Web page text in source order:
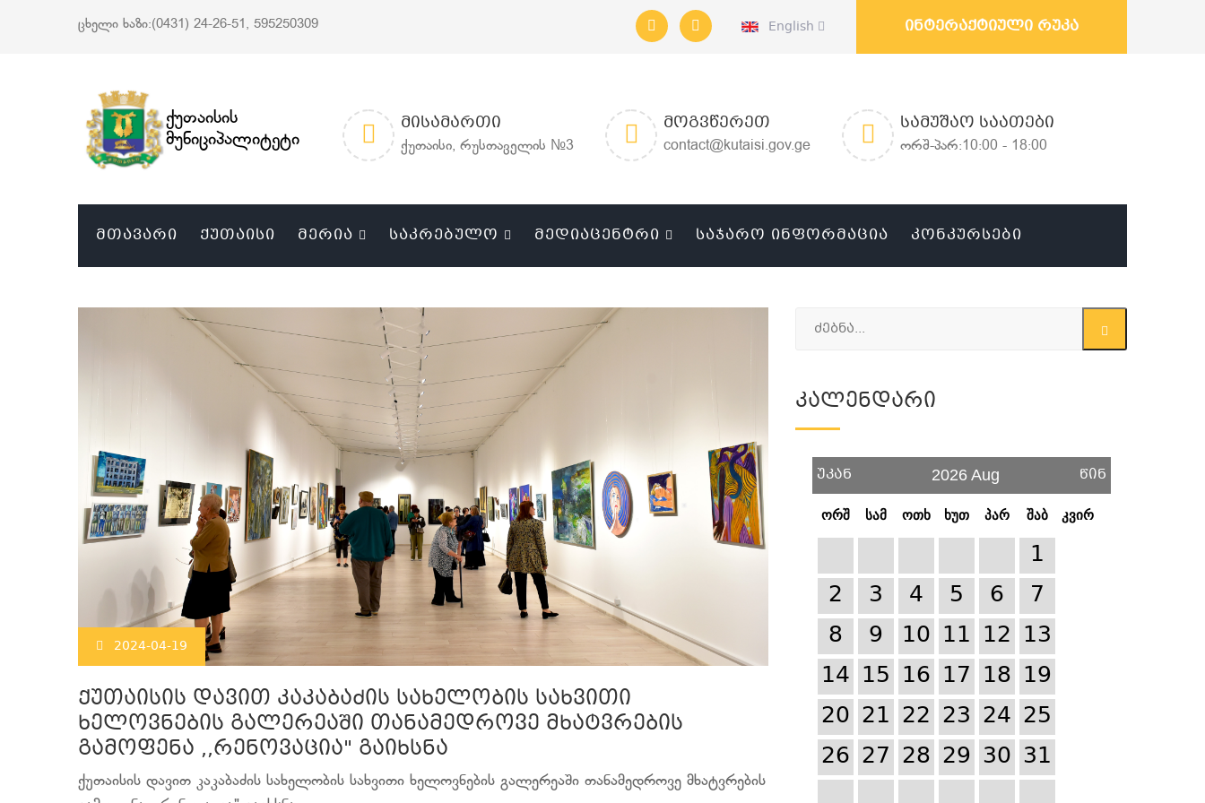
ცხელი ხაზი:(0431) 24-26-51, 595250309 English ინტერაქტიული რუკა
ქუთაისის
მუნიციპალიტეტი
ᲛᲘᲡᲐᲛᲐᲠᲗᲘ
ქუთაისი, რუსთაველის №3
ᲛᲝᲒᲕᲬᲔᲠᲔᲗ
contact@kutaisi.gov.ge
ᲡᲐᲛᲣᲨᲐᲝ ᲡᲐᲐᲗᲔᲑᲘ
ორშ-პარ:10:00 - 18:00
ᲛᲗᲐᲕᲐᲠᲘ ᲥᲣᲗᲐᲘᲡᲘ ᲛᲔᲠᲘᲐ ᲡᲐᲙᲠᲔᲑᲣᲚᲝ ᲛᲔᲓᲘᲐᲪᲔᲜᲢᲠᲘ ᲡᲐᲯᲐᲠᲝ ᲘᲜᲤᲝᲠᲛᲐᲪᲘᲐ ᲙᲝᲜᲙᲣᲠᲡᲔᲑᲘ
2024-04-19
ქუთაისის დავით კაკაბაძის სახელობის სახვითი
ხელოვნების გალერეაში თანამედროვე მხატვრების
გამოფენა ,,რენოვაცია" გაიხსნა
ქუთაისის დავით კაკაბაძის სახელობის სახვითი ხელოვნების გალერეაში თანამედროვე მხატვრების
Კალენდარი
უკან 2026 Aug წინ
ორშ სამ ოთხ ხუთ პარ შაბ კვირ
1
2
3 4 5 6
7
8
9 10 11 12 13
14 15 16 17 18 19
20 21 22 23 24 25
26 27 28 29 30 31